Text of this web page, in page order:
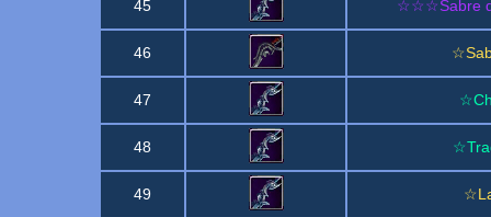
45 ☆☆☆Sabre
46
47
48
49